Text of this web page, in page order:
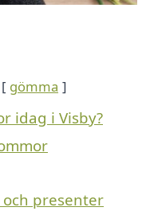
gömma
idag i Visby?
presenter